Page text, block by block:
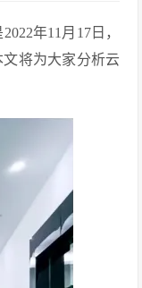
年11月17日，
文将为大家分析云